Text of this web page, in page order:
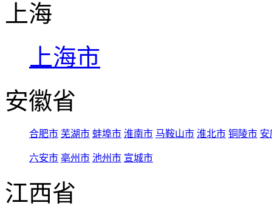
上海
上海市
安徽省
合肥市 芜湖市 蚌埠市 淮南市 马鞍山市 淮北市 铜陵市 安
六安市 亳州市 池州市 宣城市
江西省